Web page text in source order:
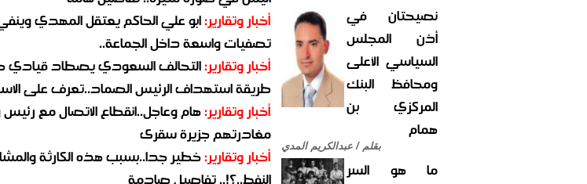
نصيحتان في
أذن المجلس
السياسي الأعلى
ومحافظ البنك
المركزي بن
همام
بقلم / عبدالكريم المدي
ما هو السر
أخبار وتقارير:ابو علي الحاكم يعتقل المهدي
تصفيات واسعة داخل الجماعة..
أخبار وتقارير:التحالف السعودي يصطاد قيادي
طريقة استهداف الرئيس الصماد..تعرف على
أخبار وتقارير:هام وعاجل..انقطاع الاتصال مع
مغادرتهم جزيرة سقرى
أخبار وتقارير:خطير جدا..بسبب هذه الكارثة
النفط..؟!.. تفاصيل صادمة